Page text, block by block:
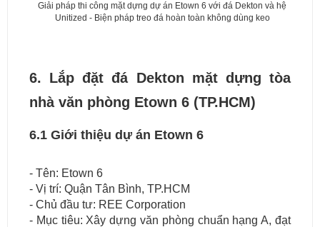
Giải pháp thi công mặt dựng dự án Etown 6 với đá Dekton và hệ
Unitized - Biện pháp treo đá hoàn toàn không dùng keo
6. Lắp đặt đá Dekton mặt dựng tòa
nhà văn phòng Etown 6 (TP.HCM)
6.1 Giới thiệu dự án Etown 6
- Tên: Etown 6
- Vị trí: Quận Tân Bình, TP.HCM
- Chủ đầu tư: REE Corporation
- Mục tiêu: Xây dựng văn phòng chuẩn hạng A, đạt